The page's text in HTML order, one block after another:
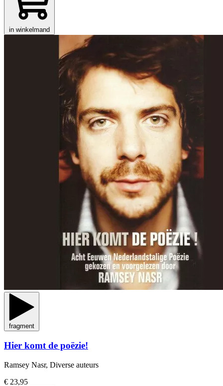
in winkelmand
fragment
Hier komt de poëzie!
Ramsey Nasr, Diverse auteurs
€ 23,95